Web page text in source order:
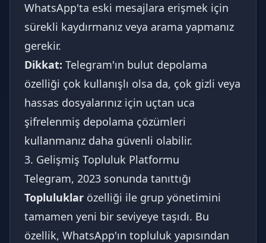
WhatsApp'ta eski mesajlara erişmek için
sürekli kaydırmanız veya arama yapmanız
gerekir.
Dikkat: Telegram'ın bulut depolama
özelliği çok kullanışlı olsa da, çok gizli veya
hassas dosyalarınız için uçtan uca
şifrelenmiş depolama çözümleri
kullanmanız daha güvenli olabilir.
3. Gelişmiş Topluluk Platformu
Telegram, 2023 sonunda tanıttığı
Topluluklar özelliği ile grup yönetimini
tamamen yeni bir seviyeye taşıdı. Bu
özellik, WhatsApp'ın topluluk yapısından